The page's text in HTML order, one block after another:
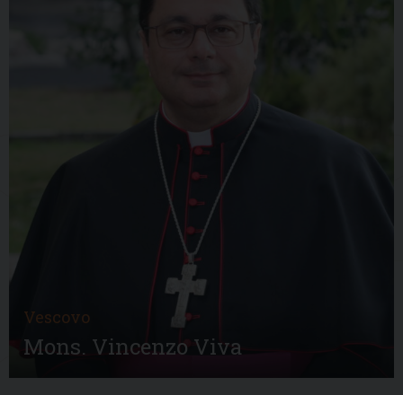
Vescovo
Mons. Vincenzo Viva